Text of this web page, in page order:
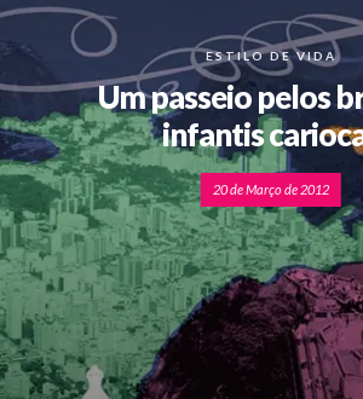
ESTILO DE VIDA
Um passeio pelos
infantis
20 de Março de 2012